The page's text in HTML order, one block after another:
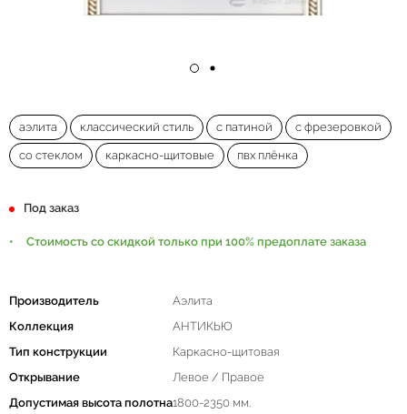
аэлита классический стиль с патиной с фрезеровкой
со стеклом каркасно-щитовые пвх плёнка
Под заказ
Стоимость со скидкой только при 100% предоплате заказа
Производитель
Аэлита
Коллекция
АНТИКЬЮ
Тип конструкции
Каркасно-щитовая
Открывание
Левое / Правое
Допустимая высота полотна1800-2350 мм.